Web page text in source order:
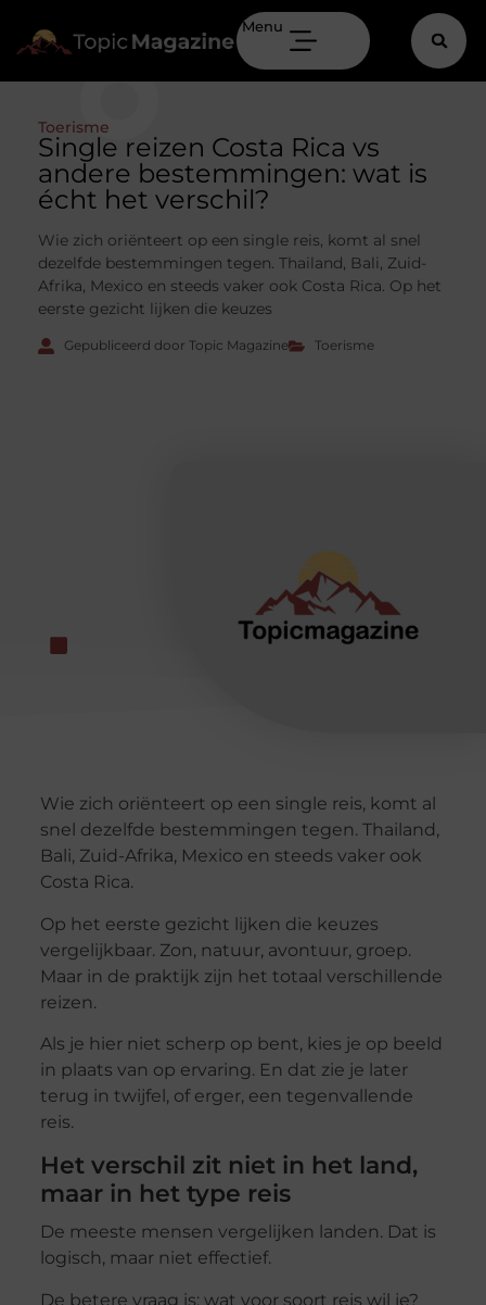
Menu
Toerisme
Single reizen Costa Rica vs
andere bestemmingen: wat is
écht het verschil?
Wie zich oriënteert op een single reis, komt al snel
dezelfde bestemmingen tegen. Thailand, Bali, Zuid-
Afrika, Mexico en steeds vaker ook Costa Rica. Op het
eerste gezicht lijken die keuzes
Gepubliceerd door Topic Magazine Toerisme
Wie zich oriënteert op een single reis, komt al
snel dezelfde bestemmingen tegen. Thailand,
Bali, Zuid-Afrika, Mexico en steeds vaker ook
Costa Rica.
Op het eerste gezicht lijken die keuzes
vergelijkbaar. Zon, natuur, avontuur, groep.
Maar in de praktijk zijn het totaal verschillende
reizen.
Als je hier niet scherp op bent, kies je op beeld
in plaats van op ervaring. En dat zie je later
terug in twijfel, of erger, een tegenvallende
reis.
Het verschil zit niet in het land,
maar in het type reis
De meeste mensen vergelijken landen. Dat is
logisch, maar niet effectief.
De betere vraag is: wat voor soort reis wil je?